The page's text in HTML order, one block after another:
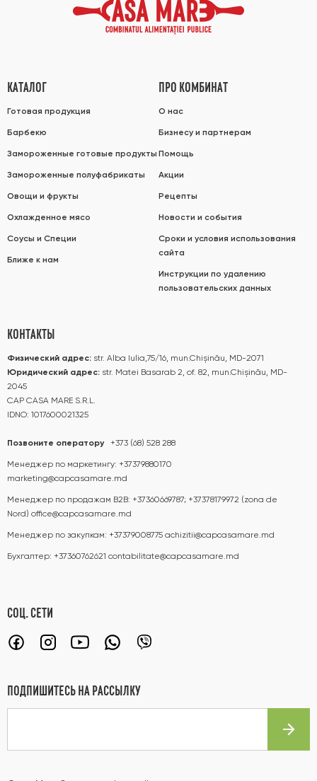
КАТАЛОГ
Готовая продукция
Барбекю
Замороженные готовые продукты
Замороженные полуфабрикаты
Овощи и фрукты
Охлажденное мясо
Соусы и Специи
Ближе к нам
ПРО КОМБИНАТ
О нас
Бизнесу и партнерам
Помощь
Акции
Рецепты
Новости и события
Сроки и условия использования
сайта
Инструкции по удалению
пользовательских данных
КОНТАКТЫ
Физический адрес: str. Alba Iulia,75/16, mun.Chișinău, MD-2071
Юридический адрес: str. Matei Basarab 2, of. 82, mun.Chișinău, MD-
2045
CAP CASA MARE S.R.L.
IDNO: 1017600021325
Позвоните оператору +373 (68) 528 288
Менеджер по маркетингу: +37379880170
marketing@capcasamare.md
Менеджер по продажам B2B: +37360669787; +37378179972 (zona de
Nord) office@capcasamare.md
Менеджер по закупкам: +37379008775 achizitii@capcasamare.md
Бухгалтер: +37360762621 contabilitate@capcasamare.md
СОЦ. СЕТИ
ПОДПИШИТЕСЬ НА РАССЫЛКУ